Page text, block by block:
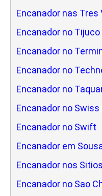
Encanador nas Tres
Encanador no
Encanador no
Encanador no
Encanador no
Encanador no Swiss
Encanador no Swift
Encanador em
Encanador nos
Encanador no Sao